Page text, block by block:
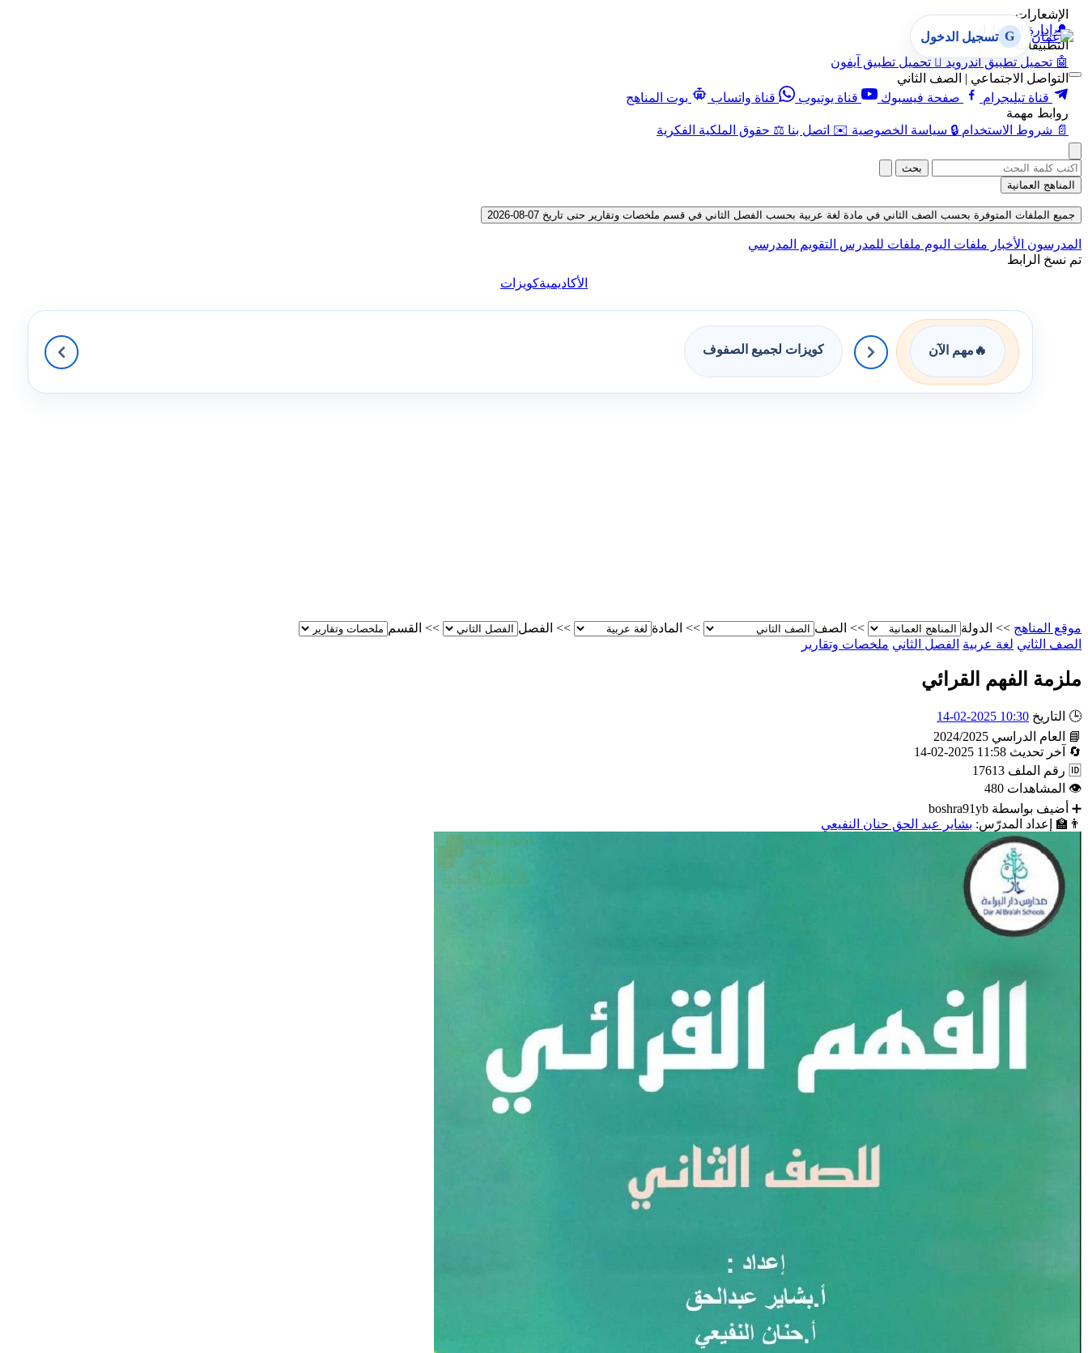
الإشعارات
🔔 إدارة الإشعارات
التطبيقات
🤖 تحميل تطبيق أندرويد  تحميل تطبيق آيفون
التواصل الاجتماعي | الصف الثاني
قناة تيليجرام
صفحة فيسبوك قناة يوتيوب قناة واتساب
بوت المناهج
روابط مهمة
📄 شروط الاستخدام 🔒 سياسة الخصوصية ✉️ اتصل بنا ⚖️ حقوق الملكية الفكرية
G تسجيل الدخول
بحث
المناهج العمانية
جميع الملفات المتوفرة بحسب الصف الثاني في مادة لغة عربية بحسب الفصل الثاني في قسم ملخصات وتقارير حتى تاريخ 07-08-2026
المدرسون الأخبار ملفات اليوم ملفات للمدرس التقويم المدرسي
تم نسخ الرابط
الأكاديميةكويزات
🔥 مهم الآن كويزات لجميع الصفوف
موقع المناهج >> الدولة >> الصف >> المادة >> الفصل >> القسم
الصف الثاني لغة عربية الفصل الثاني ملخصات وتقارير
ملزمة الفهم القرائي
🕒 التاريخ 10:30 2025-02-14
📘
العام الدراسي 2024/2025
🔄
آخر تحديث 11:58 2025-02-14
🆔 رقم الملف 17613
👁 المشاهدات 480
➕ أضيف بواسطة boshra91yb
👨‍🏫
إعداد المدرّس: بشاير عبد الحق حنان النفيعي